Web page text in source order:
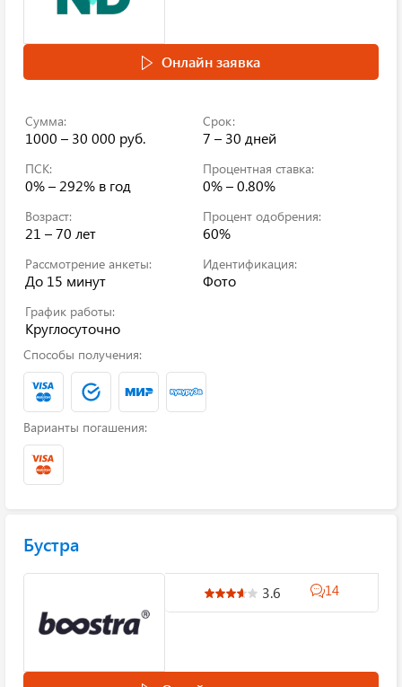
Онлайн заявка
Сумма:
1000 – 30 000 руб.
Срок:
7 – 30 дней
ПСК:
0% – 292% в год
Процентная ставка:
0% – 0.80%
Возраст:
21 – 70 лет
Процент одобрения:
60%
Рассмотрение анкеты:
До 15 минут
Идентификация:
Фото
График работы:
Круглосуточно
Способы получения:
Варианты погашения:
Бустра
3.6 14